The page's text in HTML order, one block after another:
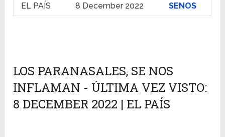
EL PAÍS 8 December 2022 SENOS
LOS PARANASALES, SE NOS
INFLAMAN - ÚLTIMA VEZ VISTO:
8 DECEMBER 2022 | EL PAÍS